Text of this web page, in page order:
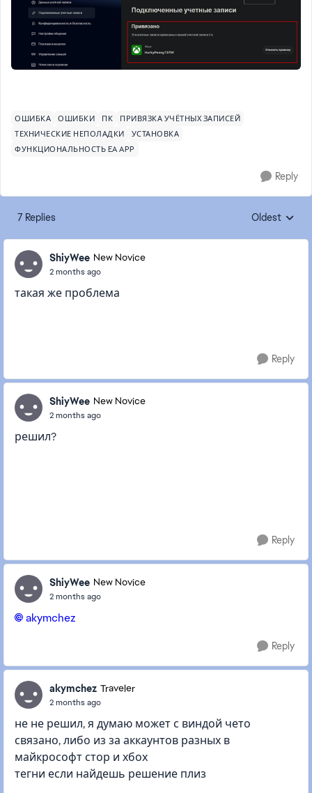
ОШИБКА ОШИБКИ ПК
ПРИВЯЗКА УЧЁТНЫХ ЗАПИСЕЙ
ТЕХНИЧЕСКИЕ НЕПОЛАДКИ
УСТАНОВКА
ФУНКЦИОНАЛЬНОСТЬ EA APP
Reply
7 Replies Replies
Oldest
ShiyWee New Novice
2 months ago
такая же проблема
Reply
ShiyWee New Novice
2 months ago
решил?
Reply
ShiyWee New Novice
2 months ago
akymchez​
Reply
akymchez Traveler
2 months ago
не не решил, я думаю может с виндой чето
связано, либо из за аккаунтов разных в
майкрософт стор и хбох
тегни если найдешь решение плиз